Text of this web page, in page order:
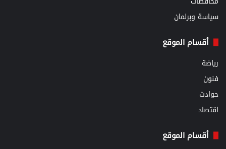
سياسة وبرلمان
أقسام الموقع
رياضة
فنون
حوادث
اقتصاد
أقسام الموقع